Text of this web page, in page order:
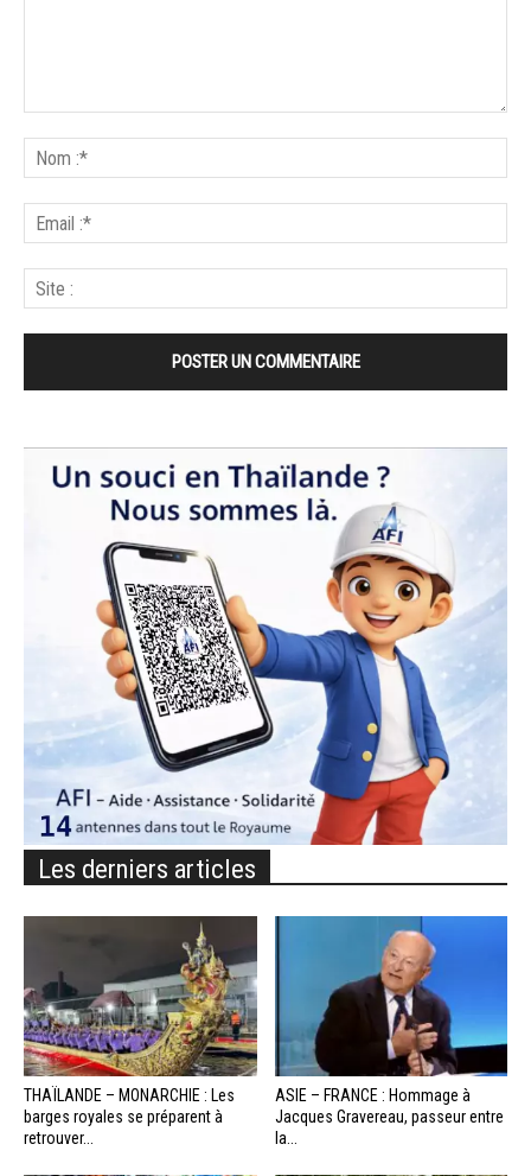
Les derniers articles
THAÏLANDE – MONARCHIE : Les
barges royales se préparent à
retrouver...
ASIE – FRANCE : Hommage à
Jacques Gravereau, passeur entre
la...